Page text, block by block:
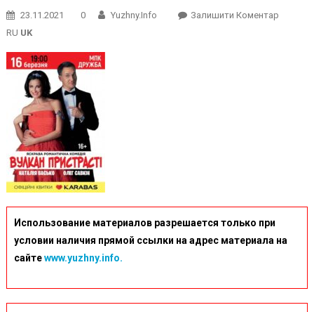
23.11.2021 0 Yuzhny.info Залишити КоментарOn
RU UK
Использование материалов разрешается только при
условии наличия прямой ссылки на адрес материала на
сайтеwww.yuzhny.info.